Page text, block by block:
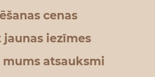
cenas
jaunas iezīmes
mums atsauksmi